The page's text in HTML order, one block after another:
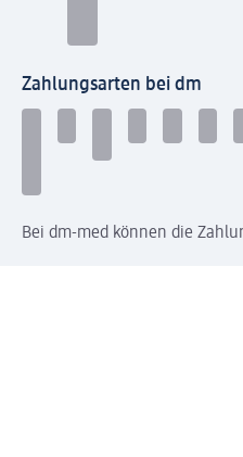
Zahlungsarten bei dm
Bei dm-med können die